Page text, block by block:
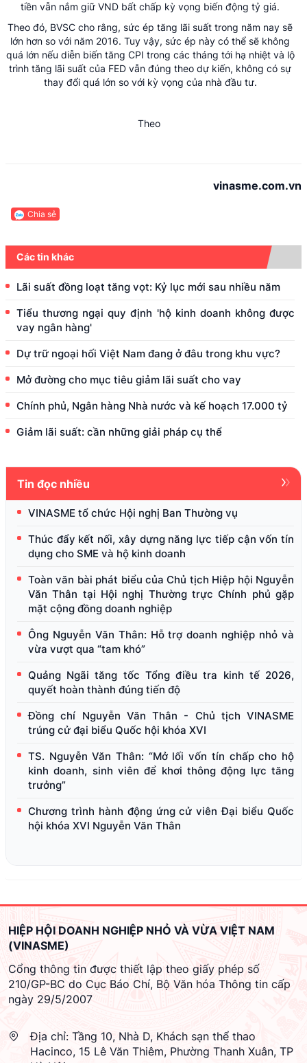
tiền vẫn nắm giữ VND bất chấp kỳ vọng biến động tỷ giá.
Theo đó, BVSC cho rằng, sức ép tăng lãi suất trong năm nay sẽ
lớn hơn so với năm 2016. Tuy vậy, sức ép này có thể sẽ không
quá lớn nếu diễn biến tăng CPI trong các tháng tới hạ nhiệt và lộ
trình tăng lãi suất của FED vẫn đúng theo dự kiến, không có sự
thay đổi quá lớn so với kỳ vọng của nhà đầu tư.
Theo
vinasme.com.vn
Chia sẻ
Các tin khác
Lãi suất đồng loạt tăng vọt: Kỷ lục mới sau nhiều năm
Tiểu thương ngại quy định 'hộ kinh doanh không được
vay ngân hàng'
Dự trữ ngoại hối Việt Nam đang ở đâu trong khu vực?
Mở đường cho mục tiêu giảm lãi suất cho vay
Chính phủ, Ngân hàng Nhà nước và kế hoạch 17.000 tỷ
Giảm lãi suất: cần những giải pháp cụ thể
Tin đọc nhiều
VINASME tổ chức Hội nghị Ban Thường vụ
Thúc đẩy kết nối, xây dựng năng lực tiếp cận vốn tín
dụng cho SME và hộ kinh doanh
Toàn văn bài phát biểu của Chủ tịch Hiệp hội Nguyễn
Văn Thân tại Hội nghị Thường trực Chính phủ gặp
mặt cộng đồng doanh nghiệp
Ông Nguyễn Văn Thân: Hỗ trợ doanh nghiệp nhỏ và
vừa vượt qua “tam khó”
Quảng Ngãi tăng tốc Tổng điều tra kinh tế 2026,
quyết hoàn thành đúng tiến độ
Đồng chí Nguyễn Văn Thân - Chủ tịch VINASME
trúng cử đại biểu Quốc hội khóa XVI
TS. Nguyễn Văn Thân: “Mở lối vốn tín chấp cho hộ
kinh doanh, sinh viên để khơi thông động lực tăng
trưởng”
Chương trình hành động ứng cử viên Đại biểu Quốc
hội khóa XVI Nguyễn Văn Thân
HIỆP HỘI DOANH NGHIỆP NHỎ VÀ VỪA VIỆT NAM
(VINASME)
Cổng thông tin được thiết lập theo giấy phép số
210/GP-BC do Cục Báo Chí, Bộ Văn hóa Thông tin cấp
ngày 29/5/2007
Địa chỉ: Tầng 10, Nhà D, Khách sạn thể thao
Hacinco, 15 Lê Văn Thiêm, Phường Thanh Xuân, TP